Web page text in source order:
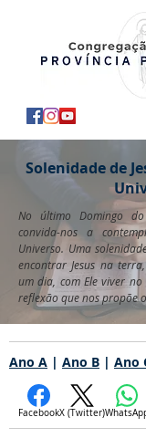
Solenidade de
No último Domingo
convida-nos a
Universo. Uma
encontrar Jesus na
um dia, com Ele viver
reflexão que nos propõe
Ano A | Ano B | Ano
FacebookX (Twitter)